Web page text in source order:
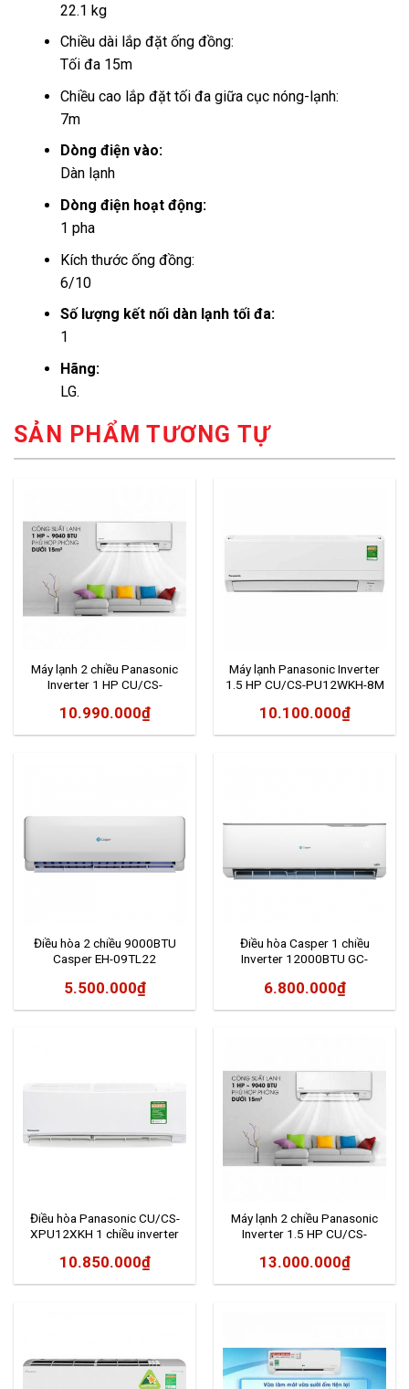
22.1 kg
Chiều dài lắp đặt ống đồng:
Tối đa 15m
Chiều cao lắp đặt tối đa giữa cục nóng-lạnh:
7m
Dòng điện vào:
Dàn lạnh
Dòng điện hoạt động:
1 pha
Kích thước ống đồng:
6/10
Số lượng kết nối dàn lạnh tối đa:
1
Hãng:
LG.
SẢN PHẨM TƯƠNG TỰ
Máy lạnh 2 chiều Panasonic
Inverter 1 HP CU/CS-
10.990.000₫
Máy lạnh Panasonic Inverter
1.5 HP CU/CS-PU12WKH-8M
10.100.000₫
Điều hòa 2 chiều 9000BTU
Casper EH-09TL22
5.500.000₫
Điều hòa Casper 1 chiều
Inverter 12000BTU GC-
6.800.000₫
Điều hòa Panasonic CU/CS-
XPU12XKH 1 chiều inverter
10.850.000₫
Máy lạnh 2 chiều Panasonic
Inverter 1.5 HP CU/CS-
13.000.000₫